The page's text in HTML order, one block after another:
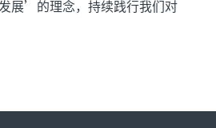
展’的理念，持续践行我们对